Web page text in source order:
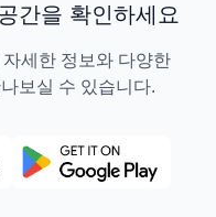
간을 확인하세요
세한 정보와 다양한
보실 수 있습니다.